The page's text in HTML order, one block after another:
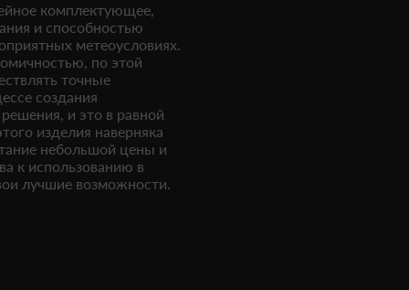
комплектующее,
и способностью
метеоусловиях.
по этой
точные
создания
и это в равной
изделия наверняка
небольшой цены и
к использованию в
лучшие возможности.